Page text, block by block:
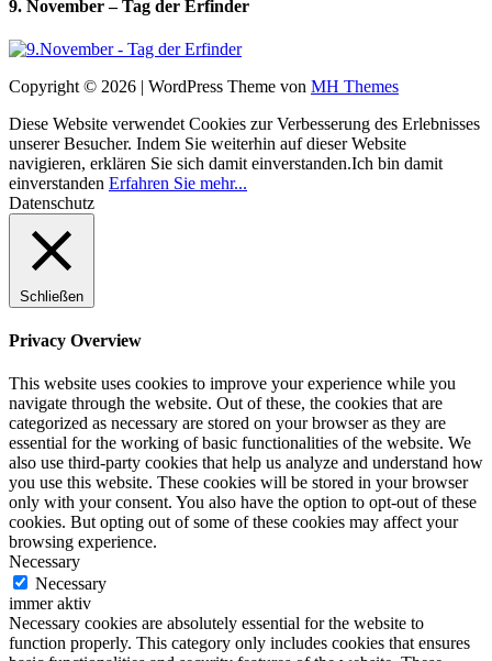
9. November – Tag der Erfinder
Copyright © 2026 | WordPress Theme von MH Themes
Diese Website verwendet Cookies zur Verbesserung des Erlebnisses
unserer Besucher. Indem Sie weiterhin auf dieser Website
navigieren, erklären Sie sich damit einverstanden.Ich bin damit
einverstanden Erfahren Sie mehr...
Datenschutz
Schließen
Privacy Overview
This website uses cookies to improve your experience while you
navigate through the website. Out of these, the cookies that are
categorized as necessary are stored on your browser as they are
essential for the working of basic functionalities of the website. We
also use third-party cookies that help us analyze and understand how
you use this website. These cookies will be stored in your browser
only with your consent. You also have the option to opt-out of these
cookies. But opting out of some of these cookies may affect your
browsing experience.
Necessary
Necessary
immer aktiv
Necessary cookies are absolutely essential for the website to
function properly. This category only includes cookies that ensures